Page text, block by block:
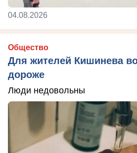
04.08.2026
Общество
Для жителей Кишинева
дороже
Люди недовольны